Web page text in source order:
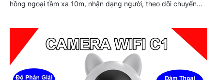
hồng ngoại tầm xa 10m, nhận dạng người, theo dõi chuyển